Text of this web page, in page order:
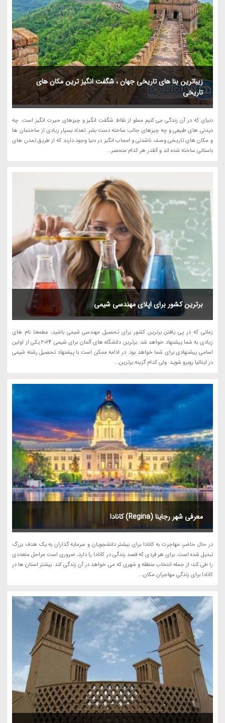
زیباترین بنا های تاریخی جهان ، شگفت انگیز ترین مکان های
تاریخی
دنیای که در آن زندگی می کنیم مملو از نقاط شگفت انگیز و چیزهای حیرت انگیز است. چه
دیدنی های طبیعی و چه چیزهای جالب ساخته دست بشر. تعداد بسیار زیادی از ساختمان ها
و مکان های تاریخی وصف ناشدنی و اعجاب انگیز در دنیا وجود دارند که از طریق تمدن های
باستانی ساخته شده اند و آنقدر هر کدام منحصر...
برترین کشور برای اپلای مهندسی شیمی
زمانی که در پی یافتن برترین کشور برای تحصیل مهندسی شیمی باشید، مطمعنا نام های
زیادی به شما پیشنهاد خواهد شد. برترین دانشگاه های آلمان برای شیمی 2024 یکی از اولین
اسامی پیشنهادی برای شما خواهد بود. در ادامه ممکن است با پیشنهاد تحصیل رشته شیمی
در ایتالیا روبرو شوید. ولی کدام گزینه برترین...
معرفی شهر رجاینا (Regina) کانادا
در حال حاضر، مهاجرت به کانادا برای بیشتر دانشجویان و سرمایه گذاران به یک هدف بزرگ
تبدیل شده است. برای هر فردی که قصد زندگی در کانادا را دارد، ضروری است مراحل متعددی
را طی کند؛ از جمله انتخاب منطقه و شهری که می خواهد در آن زندگی کند. بیشتر استان ها در
کانادا برای زندگی مهاجران مکان...